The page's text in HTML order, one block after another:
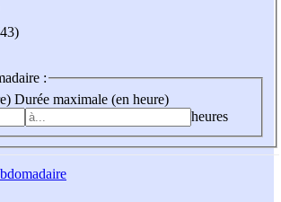
:
Durée maximale (en heure)
heures